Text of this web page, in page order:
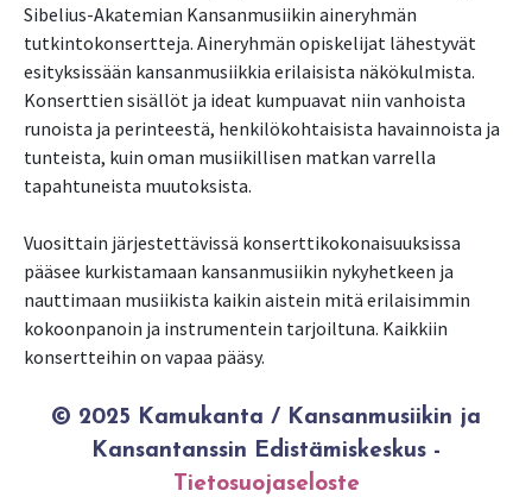
Sibelius-Akatemian Kansanmusiikin aineryhmän
tutkintokonsertteja. Aineryhmän opiskelijat lähestyvät
esityksissään kansanmusiikkia erilaisista näkökulmista.
Konserttien sisällöt ja ideat kumpuavat niin vanhoista
runoista ja perinteestä, henkilökohtaisista havainnoista ja
tunteista, kuin oman musiikillisen matkan varrella
tapahtuneista muutoksista.
Vuosittain järjestettävissä konserttikokonaisuuksissa
pääsee kurkistamaan kansanmusiikin nykyhetkeen ja
nauttimaan musiikista kaikin aistein mitä erilaisimmin
kokoonpanoin ja instrumentein tarjoiltuna. Kaikkiin
konsertteihin on vapaa pääsy.
© 2025 Kamukanta / Kansanmusiikin ja
Kansantanssin Edistämiskeskus -
Tietosuojaseloste